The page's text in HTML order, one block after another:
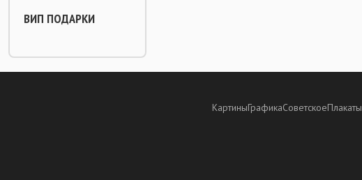
ВИП ПОДАРКИ
КартиныГрафикаСоветскоеПлакаты